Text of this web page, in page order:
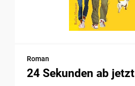
Roman
24 Sekunden ab jetzt